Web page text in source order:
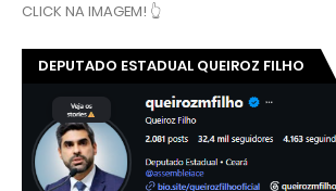
CLICK NA IMAGEM! 👆
DEPUTADO ESTADUAL QUEIROZ FILHO